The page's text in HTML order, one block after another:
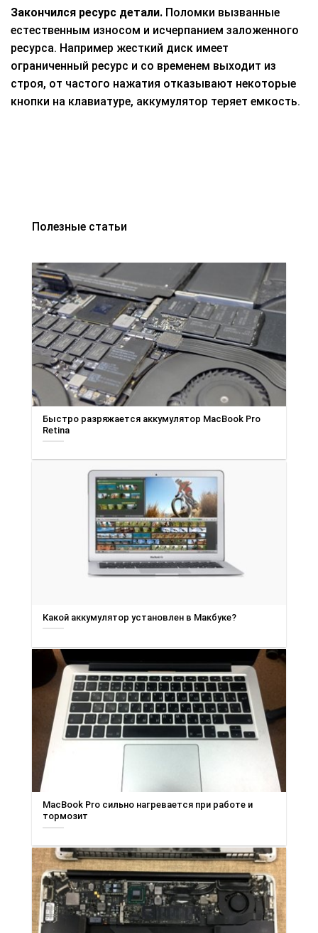
Закончился ресурс детали. Поломки вызванные
естественным износом и исчерпанием заложенного
ресурса. Например жесткий диск имеет
ограниченный ресурс и со временем выходит из
строя, от частого нажатия отказывают некоторые
кнопки на клавиатуре, аккумулятор теряет емкость.
Полезные статьи
Быстро разряжается аккумулятор MacBook Pro
Retina
Какой аккумулятор установлен в Макбуке?
MacBook Pro сильно нагревается при работе и
тормозит